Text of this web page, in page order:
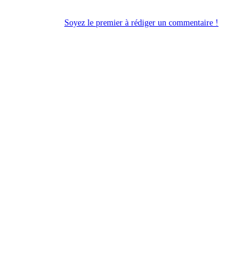
Soyez le premier à rédiger un commentaire !